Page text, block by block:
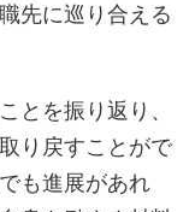
先に巡り合える
とを振り返り、
り戻すことがで
も進展があれ